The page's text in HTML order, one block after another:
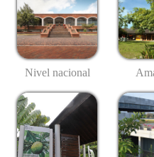
Nivel nacional